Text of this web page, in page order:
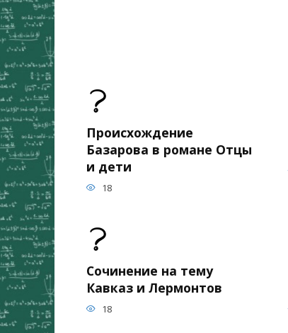
Происхождение
Базарова в романе Отцы
и дети
18
Сочинение на тему
Кавказ и Лермонтов
18